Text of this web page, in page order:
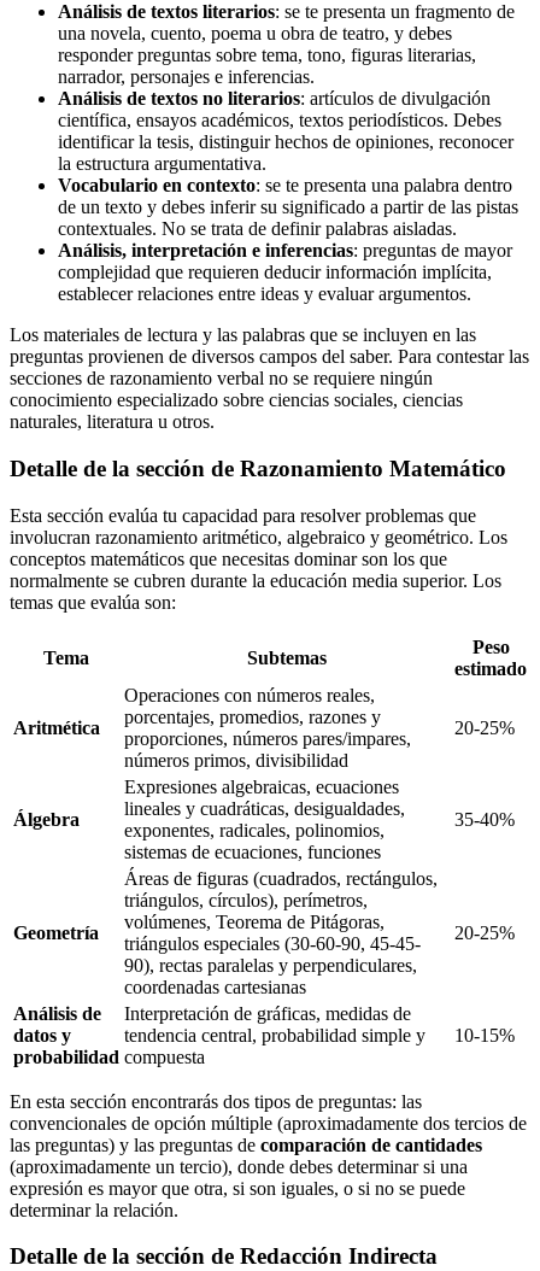
Análisis de textos literarios: se te presenta un fragmento de
una novela, cuento, poema u obra de teatro, y debes
responder preguntas sobre tema, tono, figuras literarias,
narrador, personajes e inferencias.
Análisis de textos no literarios: artículos de divulgación
científica, ensayos académicos, textos periodísticos. Debes
identificar la tesis, distinguir hechos de opiniones, reconocer
la estructura argumentativa.
Vocabulario en contexto: se te presenta una palabra dentro
de un texto y debes inferir su significado a partir de las pistas
contextuales. No se trata de definir palabras aisladas.
Análisis, interpretación e inferencias: preguntas de mayor
complejidad que requieren deducir información implícita,
establecer relaciones entre ideas y evaluar argumentos.
Los materiales de lectura y las palabras que se incluyen en las
preguntas provienen de diversos campos del saber. Para contestar las
secciones de razonamiento verbal no se requiere ningún
conocimiento especializado sobre ciencias sociales, ciencias
naturales, literatura u otros.
Detalle de la sección de Razonamiento Matemático
Esta sección evalúa tu capacidad para resolver problemas que
involucran razonamiento aritmético, algebraico y geométrico. Los
conceptos matemáticos que necesitas dominar son los que
normalmente se cubren durante la educación media superior. Los
temas que evalúa son:
Tema Subtemas
Peso
estimado
Aritmética
Operaciones con números reales,
porcentajes, promedios, razones y
proporciones, números pares/impares,
números primos, divisibilidad
20-25%
Álgebra
Expresiones algebraicas, ecuaciones
lineales y cuadráticas, desigualdades,
exponentes, radicales, polinomios,
sistemas de ecuaciones, funciones
35-40%
Geometría
Áreas de figuras (cuadrados, rectángulos,
triángulos, círculos), perímetros,
volúmenes, Teorema de Pitágoras,
triángulos especiales (30-60-90, 45-45-
90), rectas paralelas y perpendiculares,
coordenadas cartesianas
20-25%
Análisis de
datos y
probabilidad
Interpretación de gráficas, medidas de
tendencia central, probabilidad simple y
compuesta
10-15%
En esta sección encontrarás dos tipos de preguntas: las
convencionales de opción múltiple (aproximadamente dos tercios de
las preguntas) y las preguntas de comparación de cantidades
(aproximadamente un tercio), donde debes determinar si una
expresión es mayor que otra, si son iguales, o si no se puede
determinar la relación.
Detalle de la sección de Redacción Indirecta